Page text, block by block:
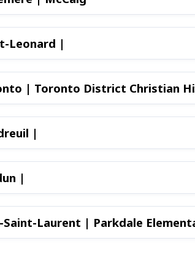
Leonard |
| Toronto District Christian
|
|
Saint-Laurent | Parkdale